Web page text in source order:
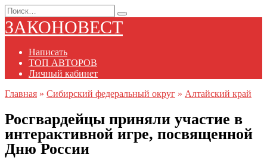
Перейти
к
содержанию
Search
for:
ЗАКОНОВЕСТ
Написать
ТОП АВТОРОВ
Личный кабинет
Главная » Сибирский федеральный округ » Алтайский край
Росгвардейцы приняли участие в
интерактивной игре, посвященной
Дню России